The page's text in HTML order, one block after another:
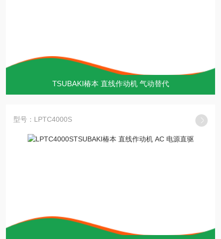
TSUBAKI椿本 直线作动机 气动替代
型号：LPTC4000S